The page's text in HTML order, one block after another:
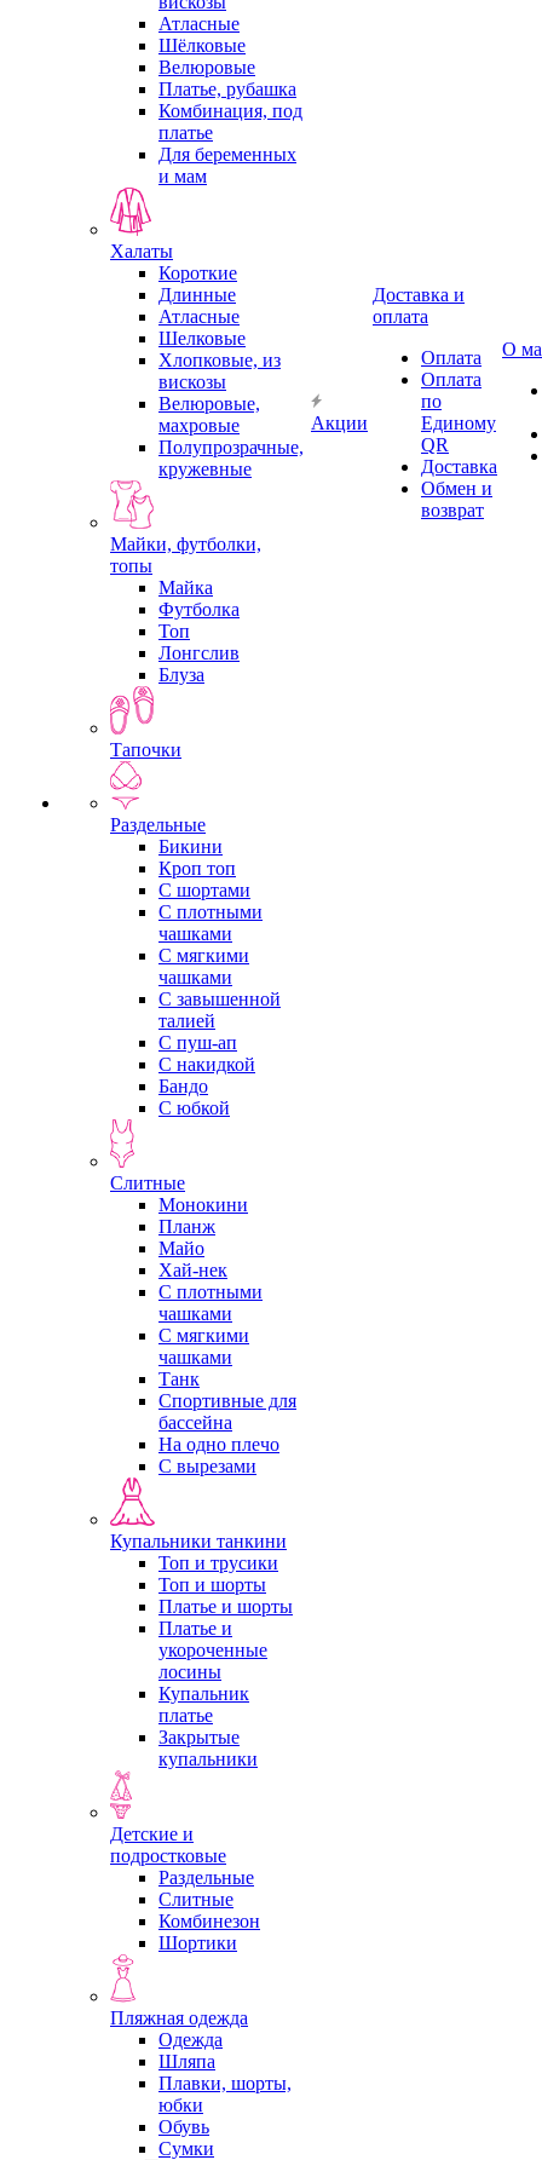
Атласные
Шёлковые
Велюровые
Платье, рубашка
Комбинация, под
платье
Для беременных
и мам
Халаты
Короткие
Длинные
Атласные
Шелковые
Хлопковые, из
вискозы
Велюровые,
махровые
Полупрозрачные,
кружевные
Майки, футболки,
топы
Майка
Футболка
Топ
Лонгслив
Блуза
Тапочки
Раздельные
Бикини
Кроп топ
С шортами
С плотными
чашками
С мягкими
чашками
С завышенной
талией
С пуш-ап
С накидкой
Бандо
С юбкой
Слитные
Монокини
Планж
Майо
Хай-нек
С плотными
чашками
С мягкими
чашками
Танк
Спортивные для
бассейна
На одно плечо
С вырезами
Купальники танкини
Топ и трусики
Топ и шорты
Платье и шорты
Платье и
укороченные
лосины
Купальник
платье
Закрытые
купальники
Детские и
подростковые
Раздельные
Слитные
Комбинезон
Шортики
Пляжная одежда
Одежда
Шляпа
Плавки, шорты,
юбки
Обувь
Сумки
Акции
Доставка и
оплата
Оплата
Оплата
по
Единому
QR
Доставка
Обмен и
возврат
О